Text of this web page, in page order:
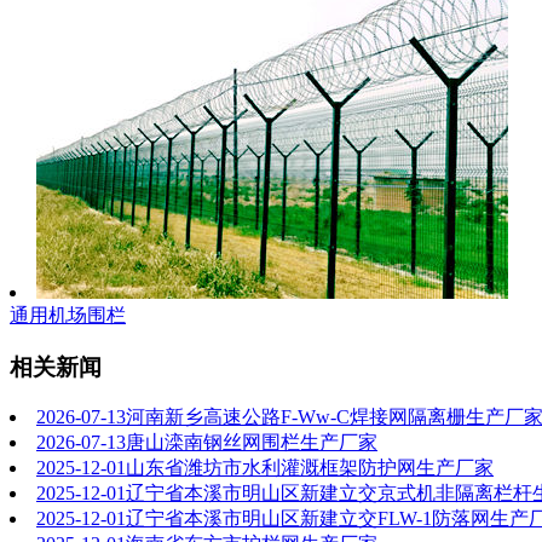
通用机场围栏
相关新闻
2026-07-13河南新乡高速公路F-Ww-C焊接网隔离栅生产厂家
2026-07-13唐山滦南钢丝网围栏生产厂家
2025-12-01 山东省潍坊市水利灌溉框架防护网生产厂家
2025-12-01辽宁省本溪市明山区新建立交京式机非隔离栏杆
2025-12-01辽宁省本溪市明山区新建立交FLW-1防落网生产